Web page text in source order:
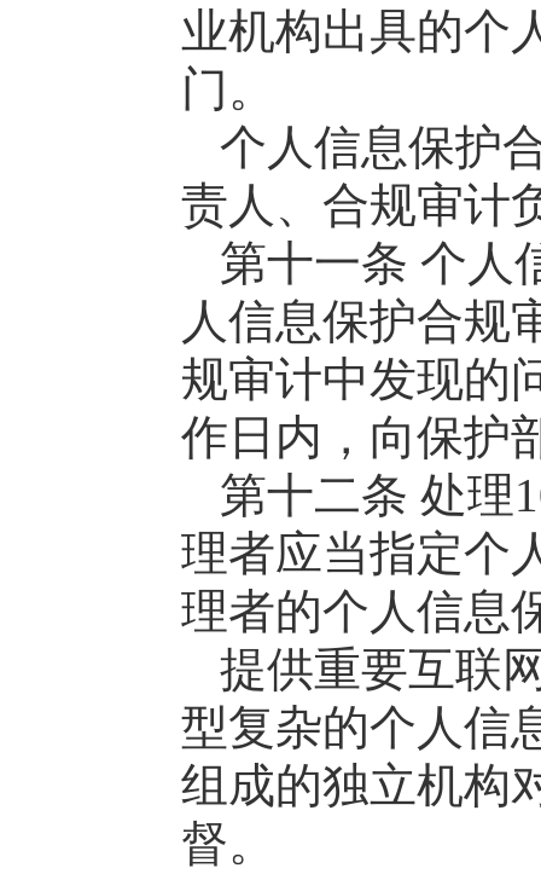
业机构出具的个
门。
个人信息保护
责人、合规审计
第十一条 个人
人信息保护合规
规审计中发现的
作日内，向保护
第十二条 处理
理者应当指定个
理者的个人信息
提供重要互联
型复杂的个人信
组成的独立机构
督。